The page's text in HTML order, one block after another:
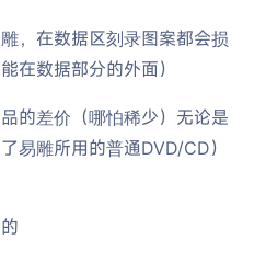
，在数据区刻录图案都会损
在数据部分的外面）
的差价（哪怕稀少）无论是
易雕所用的普通DVD/CD）